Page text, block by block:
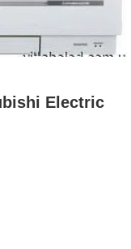
Electric